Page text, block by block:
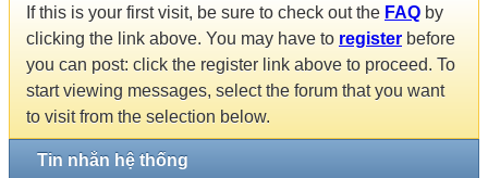
If this is your first visit, be sure to check out the FAQ by
clicking the link above. You may have to register before
you can post: click the register link above to proceed. To
start viewing messages, select the forum that you want
to visit from the selection below.
Tin nhắn hệ thống